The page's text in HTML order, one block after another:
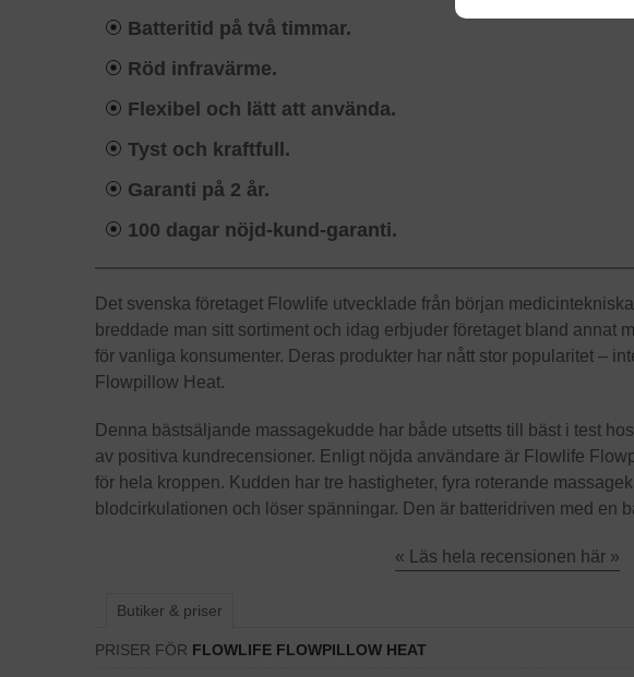
Batteritid på två timmar.
Röd infravärme.
Flexibel och lätt att använda.
Tyst och kraftfull.
Garanti på 2 år.
100 dagar nöjd-kund-garanti.
Det svenska företaget Flowlife utvecklade från början
breddade man sitt sortiment och idag erbjuder företaget bland annat
för vanliga konsumenter. Deras produkter har nått stor popularitet –
Flowpillow Heat.
Denna bästsäljande massagekudde har både utsetts till bäst i test
av positiva kundrecensioner. Enligt nöjda användare är Flowlife
för hela kroppen. Kudden har tre hastigheter, fyra roterande
blodcirkulationen och löser spänningar. Den är batteridriven med en
« Läs hela recensionen här »
Butiker & priser
PRISER FÖR FLOWLIFE FLOWPILLOW HEAT